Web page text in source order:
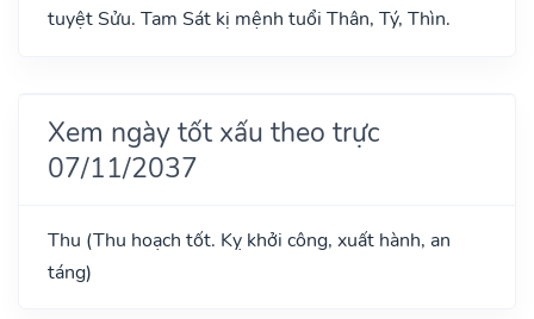
tuyệt Sửu. Tam Sát kị mệnh tuổi Thân, Tý, Thìn.
Xem ngày tốt xấu theo trực
07/11/2037
Thu (Thu hoạch tốt. Kỵ khởi công, xuất hành, an
táng)